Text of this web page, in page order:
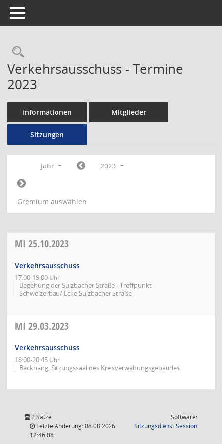
Toggle navigation
Rechercheauswahl
Verkehrsausschuss - Termine
2023
Informationen Mitglieder
Sitzungen
Jahr 2023
Gremium auswählen
MI 25.10.2023
Verkehrsausschuss
17:00-19:00 Uhr
Begehung der Sulzbacher Straße - Treffpunkt
Schweizerbau/ Ecke Sulzbacher Straße
MI 29.03.2023
Verkehrsausschuss
18:00-20:45 Uhr
Backnang, Sitzungssaal des Kreisverwaltungsgebäudes
2 Sätze
Letzte Änderung: 08.08.2026
12:46:08
Software:
SitzungsdienstSession(Wird in